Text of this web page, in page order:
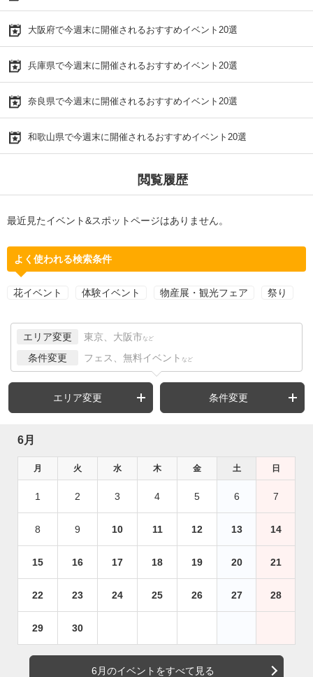
大阪府で今週末に開催されるおすすめイベント20選
兵庫県で今週末に開催されるおすすめイベント20選
奈良県で今週末に開催されるおすすめイベント20選
和歌山県で今週末に開催されるおすすめイベント20選
閲覧履歴
最近見たイベント&スポットページはありません。
よく使われる検索条件
花イベント 体験イベント 物産展・観光フェア 祭り
エリア変更 東京、大阪市 など
条件変更 フェス、無料イベント など
エリア変更 条件変更
6月
月 火 水 木 金 土 日
1 2 3 4 5 6 7
8 9 10 11 12 13 14
15 16 17 18 19 20 21
22 23 24 25 26 27 28
29 30
6月のイベントをすべて見る